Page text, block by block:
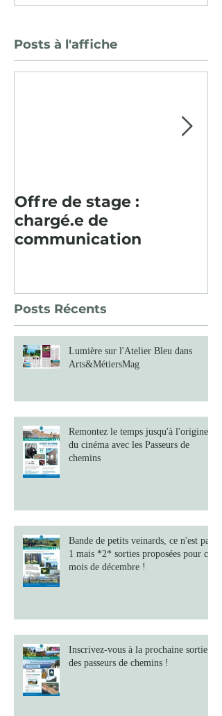
Posts à l'affiche
Offre de stage :
chargé.e de
communication
Posts Récents
Lumière sur l'Atelier Bleu dans
Arts&MétiersMag
Remontez le temps jusqu'à l'origine
du cinéma avec les Passeurs de
chemins
Bande de petits veinards, ce n'est pas
1 mais *2* sorties proposées pour ce
mois de décembre !
Inscrivez-vous à la prochaine sortie
des passeurs de chemins !